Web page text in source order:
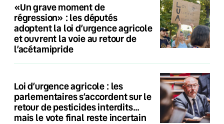
«Un grave moment de
régression» : les députés
adoptent la loi d’urgence agricole
et ouvrent la voie au retour de
l’acétamipride
Loi d’urgence agricole : les
parlementaires s’accordent sur le
retour de pesticides interdits…
mais le vote final reste incertain